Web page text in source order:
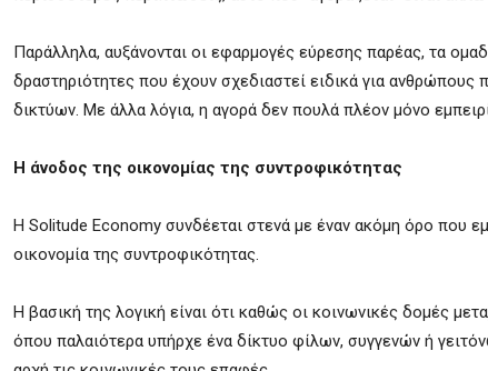
Παράλληλα, αυξάνονται οι εφαρμογές εύρεσης παρέας, τα
δραστηριότητες που έχουν σχεδιαστεί ειδικά για
δικτύων. Με άλλα λόγια, η αγορά δεν πουλά πλέον μόνο
Η άνοδος της οικονομίας της συντροφικότητας
Η Solitude Economy συνδέεται στενά με έναν ακόμη όρο που
οικονομία της συντροφικότητας.
Η βασική της λογική είναι ότι καθώς οι κοινωνικές δομές
όπου παλαιότερα υπήρχε ένα δίκτυο φίλων, συγγενών ή